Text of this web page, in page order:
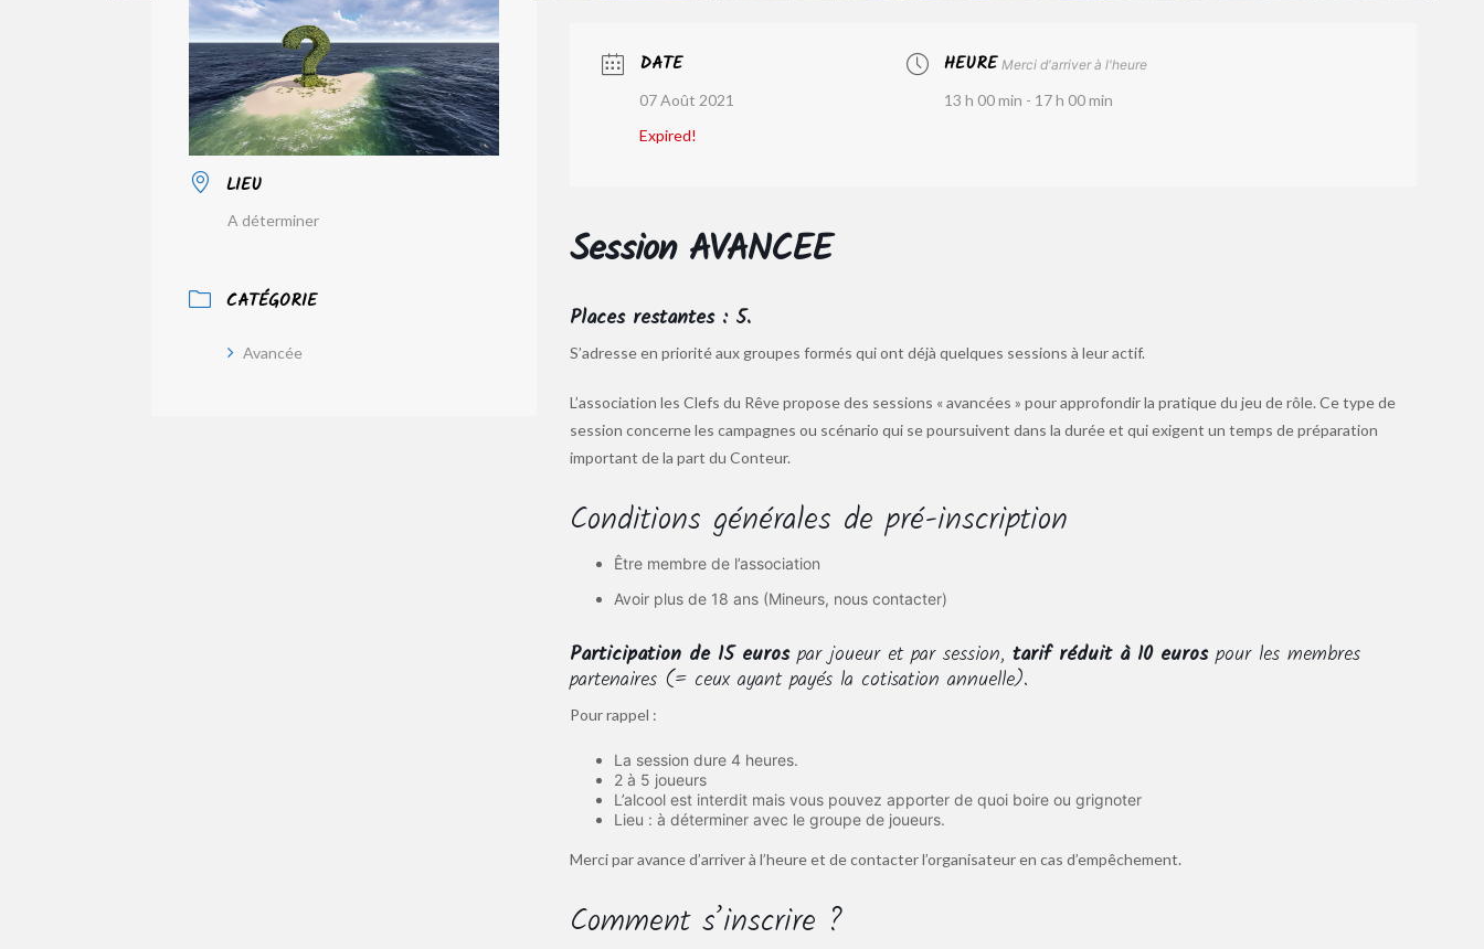
LIEU
A déterminer
CATÉGORIE
Avancée
DATE
07 Août 2021
Expired!
HEURE Merci d'arriver à l'heure
13 h 00 min - 17 h 00 min
Session AVANCEE
Places restantes : 5.
S’adresse en priorité aux groupes formés qui ont déjà quelques sessions à leur actif.
L’association les Clefs du Rêve propose des sessions « avancées » pour approfondir la pratique du jeu de rôle. Ce type de
session concerne les campagnes ou scénario qui se poursuivent dans la durée et qui exigent un temps de préparation
important de la part du Conteur.
Conditions générales de pré-inscription
Être membre de l’association
Avoir plus de 18 ans (Mineurs, nous contacter)
Participation de 15 eurospar joueur et par session, tarif réduit à 10 eurospour les membres
partenaires (= ceux ayant payés la cotisation annuelle).
Pour rappel :
La session dure 4 heures.
2 à 5 joueurs
L’alcool est interdit mais vous pouvez apporter de quoi boire ou grignoter
Lieu : à déterminer avec le groupe de joueurs.
Merci par avance d’arriver à l’heure et de contacter l’organisateur en cas d’empêchement.
Comment s’inscrire ?